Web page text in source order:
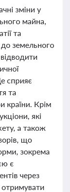
зміни у
майна,
та
земельного
сприяє
та
країни. Крім
які
а також
що
зокрема
є
через